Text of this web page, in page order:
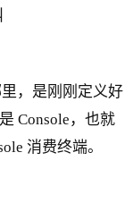
，是刚刚定义好
Console，也就
消费终端。